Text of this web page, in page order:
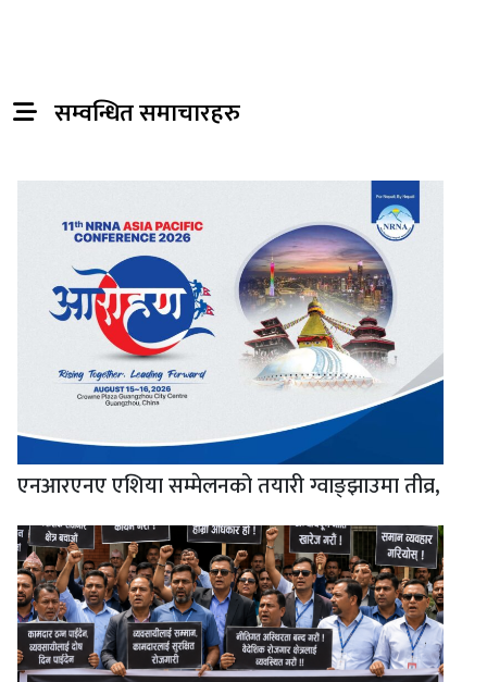
सम्वन्धित समाचारहरु
एनआरएनए एशिया सम्मेलनको तयारी ग्वाङ्झाउमा तीव्र,